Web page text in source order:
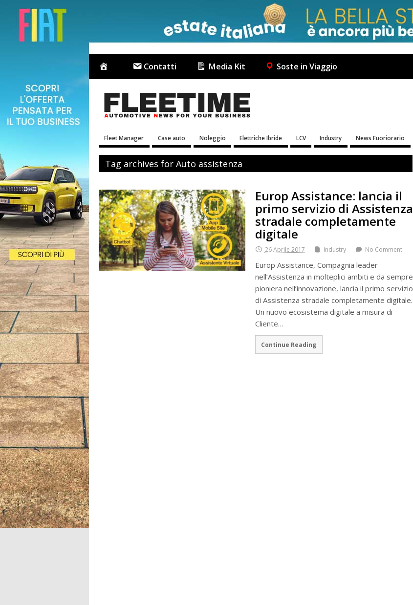
Contatti Media Kit Soste in Viaggio
Fleet Manager Case auto Noleggio Elettriche Ibride LCV Industry News Fuoriorario
Tag archives for Auto assistenza
Europ Assistance: lancia il
primo servizio di Assistenza
stradale completamente
digitale
26 Aprile 2017 Industry No Comment
Europ Assistance, Compagnia leader
nell’Assistenza in molteplici ambiti e da sempre
pioniera nell’innovazione, lancia il primo servizio
di Assistenza stradale completamente digitale.
Un nuovo ecosistema digitale a misura di
Cliente…
Continue Reading